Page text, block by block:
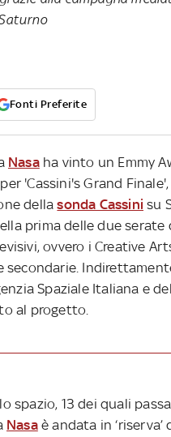
Fonti Preferite
Nasaha vinto un Emmy
'Cassini's Grand
dellasonda Cassini su
prima delle due
ovvero i Creative
secondarie.
Spaziale Italiana e
al progetto.
spazio, 13 dei quali
Nasaè andata in ‘riserva’